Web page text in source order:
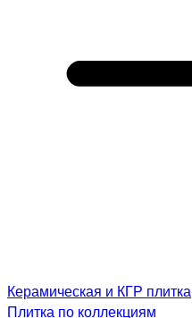
Керамическая и КГР плитка
Плитка по коллекциям